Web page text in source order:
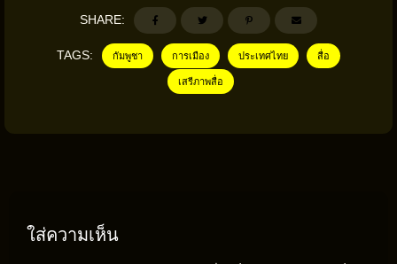
SHARE:
TAGS: กัมพูชา การเมือง ประเทศไทย สื่อ
เสรีภาพสื่อ
ใส่ความเห็น